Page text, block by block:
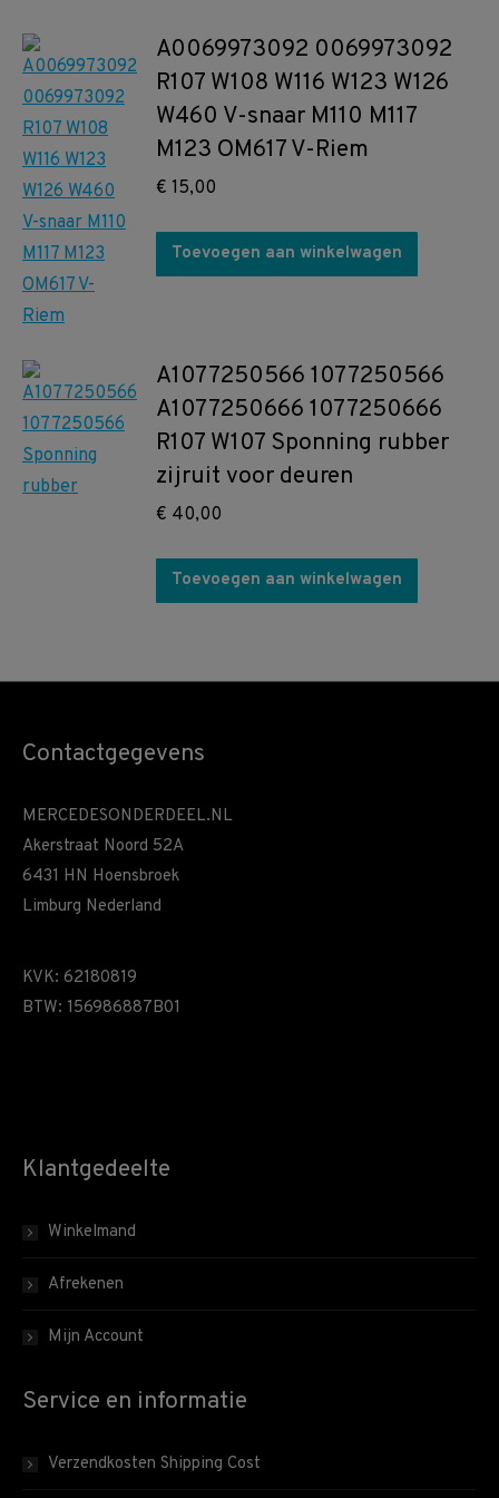
A0069973092 0069973092
R107 W108 W116 W123 W126
W460 V-snaar M110 M117
M123 OM617 V-Riem
€ 15,00
Toevoegen aan winkelwagen
A1077250566 1077250566
A1077250666 1077250666
R107 W107 Sponning rubber
zijruit voor deuren
€ 40,00
Toevoegen aan winkelwagen
Contactgegevens
MERCEDESONDERDEEL.NL
Akerstraat Noord 52A
6431 HN Hoensbroek
Limburg Nederland
KVK: 62180819
BTW: 156986887B01
Klantgedeelte
Winkelmand
Afrekenen
Mijn Account
Service en informatie
Verzendkosten Shipping Cost